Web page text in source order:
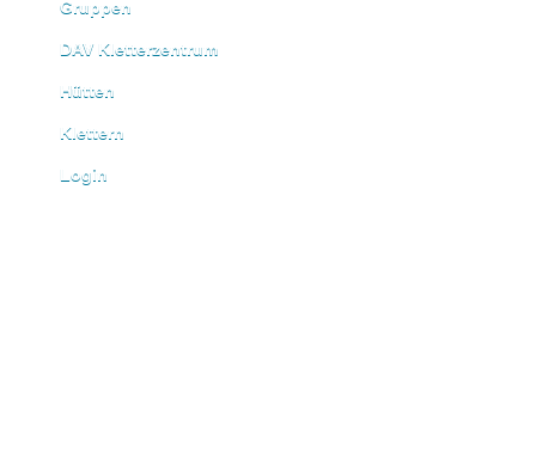
Gruppen
DAV Kletterzentrum
Hütten
Klettern
Login